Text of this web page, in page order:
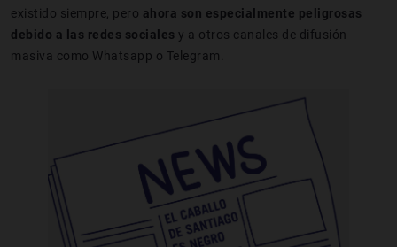
existido siempre, pero ahora son especialmente peligrosas
debido a las redes sociales y a otros canales de difusión
masiva como Whatsapp o Telegram.